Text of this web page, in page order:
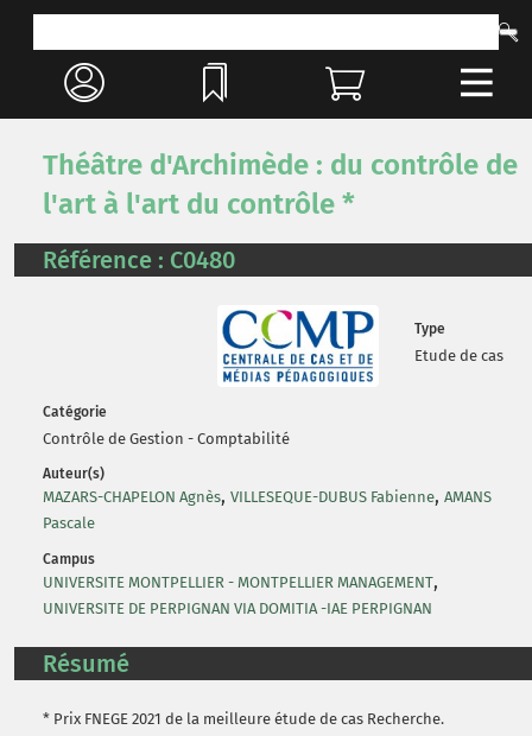
Théâtre d'Archimède : du contrôle de
l'art à l'art du contrôle *
Référence : C0480
Type
Etude de cas
Catégorie
Contrôle de Gestion - Comptabilité
Auteur(s)
MAZARS-CHAPELON Agnès, VILLESEQUE-DUBUS Fabienne, AMANS
Pascale
Campus
UNIVERSITE MONTPELLIER - MONTPELLIER MANAGEMENT,
UNIVERSITE DE PERPIGNAN VIA DOMITIA -IAE PERPIGNAN
Résumé
* Prix FNEGE 2021 de la meilleure étude de cas Recherche.